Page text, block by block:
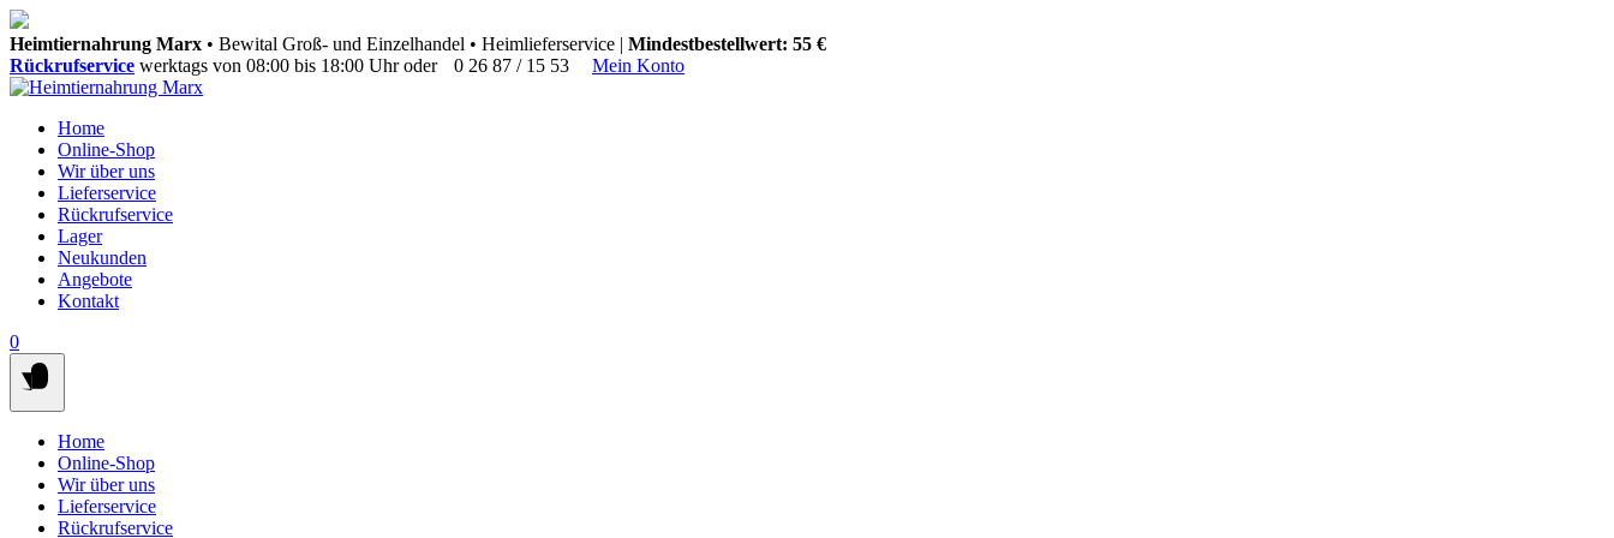
Springen
Sie
zum
Heimtiernahrung Marx • Bewital Groß- und Einzelhandel • Heimlieferservice | Mindestbestellwert: 55 €
Rückrufservice werktags von 08:00 bis 18:00 Uhr oder 0 26 87 / 15 53 Mein Konto
Home
Online-Shop
Wir über uns
Lieferservice
Rückrufservice
Lager
Neukunden
Angebote
Kontakt
0
Home
Online-Shop
Wir über uns
Lieferservice
Rückrufservice